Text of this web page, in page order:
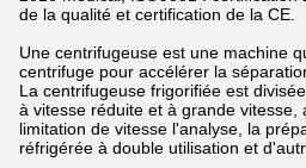
de la qualité et certification de la CE.
Une centrifugeuse est une machine
centrifuge pour accélérer la
La centrifugeuse frigorifiée est
à vitesse réduite et à grande vitesse,
limitation de vitesse l'analyse, la
réfrigérée à double utilisation et